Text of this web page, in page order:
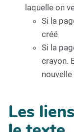
laquelle on
Si la
créé
Si la
crayon.
Les